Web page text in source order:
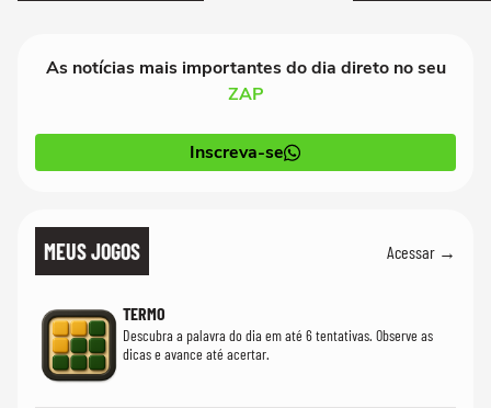
As notícias mais importantes do dia direto no seu
ZAP
Inscreva-se
MEUS JOGOS Acessar →
TERMO
Descubra a palavra do dia em até 6 tentativas. Observe as
dicas e avance até acertar.